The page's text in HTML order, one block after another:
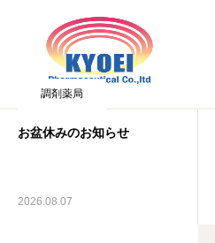
調剤薬局
お盆休みのお知らせ
2026.08.07